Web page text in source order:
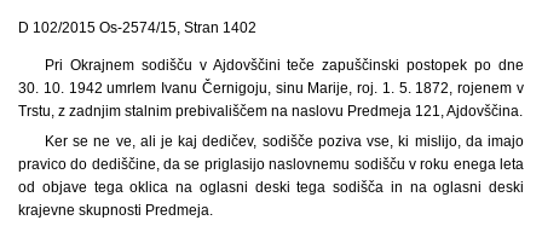
D 102/2015 Os-2574/15, Stran 1402
Pri Okrajnem sodišču v Ajdovščini teče zapuščinski postopek po dne
30. 10. 1942 umrlem Ivanu Černigoju, sinu Marije, roj. 1. 5. 1872, rojenem v
Trstu, z zadnjim stalnim prebivališčem na naslovu Predmeja 121, Ajdovščina.
Ker se ne ve, ali je kaj dedičev, sodišče poziva vse, ki mislijo, da imajo
pravico do dediščine, da se priglasijo naslovnemu sodišču v roku enega leta
od objave tega oklica na oglasni deski tega sodišča in na oglasni deski
krajevne skupnosti Predmeja.